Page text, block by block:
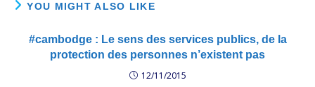
YOU MIGHT ALSO LIKE
#cambodge : Le sens des services publics, de la
protection des personnes n’existent pas
12/11/2015